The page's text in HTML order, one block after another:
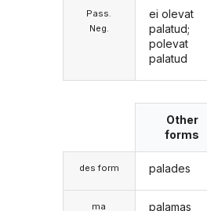
Pass.
Neg.
ei olevat
palatud;
polevat
palatud
des form
ma
Other
forms
palades
palamas